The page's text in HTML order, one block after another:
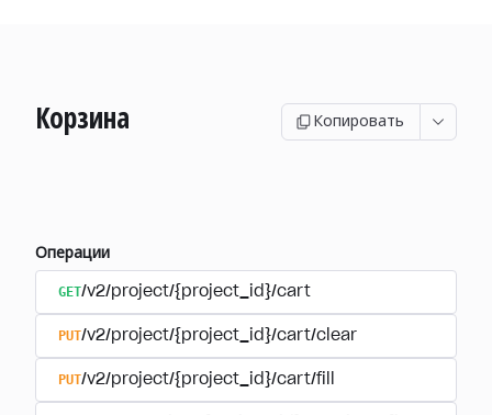
Корзина Копировать
Операции
GET/v2/project/{project_id}/cart
PUT/v2/project/{project_id}/cart/clear
PUT/v2/project/{project_id}/cart/fill